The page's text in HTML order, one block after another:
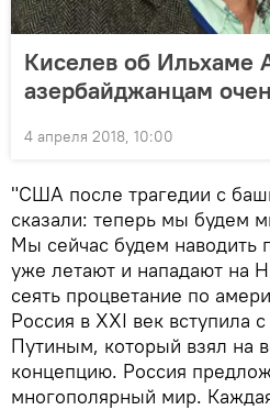
Киселев об Ильхаме
азербайджанцам
4 апреля 2018, 10:00
"США после трагедии с
сказали: теперь мы будем
Мы сейчас будем наводить
уже летают и нападают на
сеять процветание по
Россия в XXI век вступила
Путиным, который взял на
концепцию. Россия
многополярный мир.